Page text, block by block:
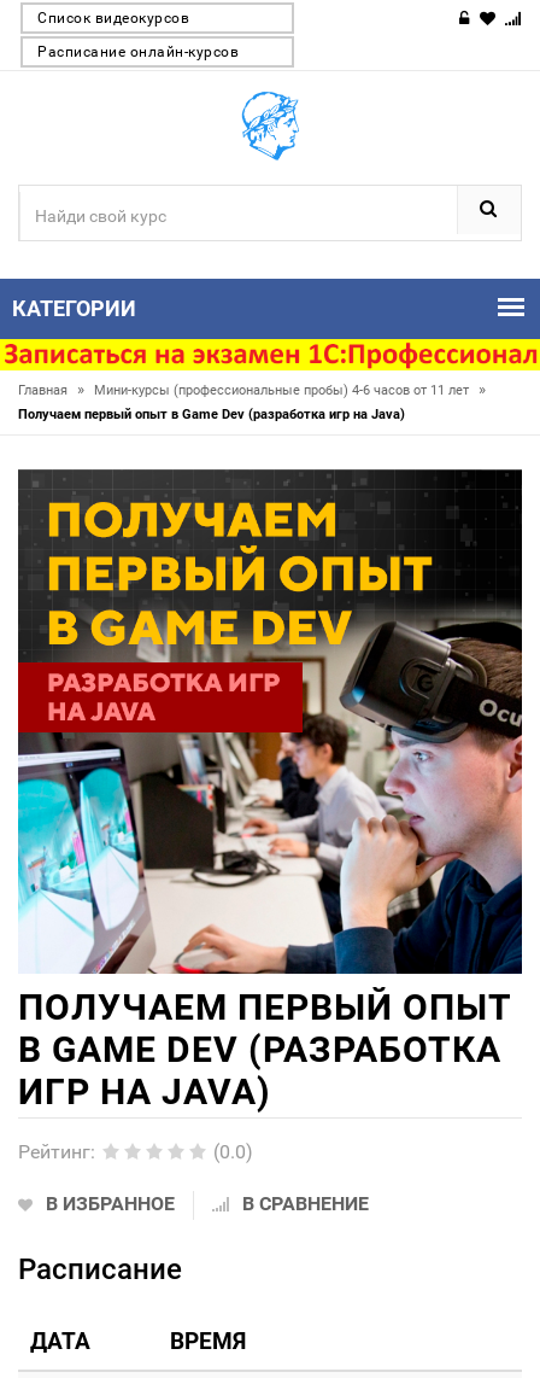
Список видеокурсов
Расписание онлайн-курсов
КАТЕГОРИИ
Главная » Мини-курсы (профессиональные пробы) 4-6 часов от 11 лет »
Получаем первый опыт в Game Dev (разработка игр на Java)
ПОЛУЧАЕМ ПЕРВЫЙ ОПЫТ
В GAME DEV (РАЗРАБОТКА
ИГР НА JAVA)
Рейтинг: (0.0)
В ИЗБРАННОЕ В СРАВНЕНИЕ
Расписание
ДАТА ВРЕМЯ